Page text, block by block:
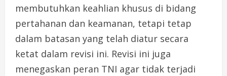
membutuhkan keahlian khusus di bidang
pertahanan dan keamanan, tetapi tetap
dalam batasan yang telah diatur secara
ketat dalam revisi ini. Revisi ini juga
menegaskan peran TNI agar tidak terjadi